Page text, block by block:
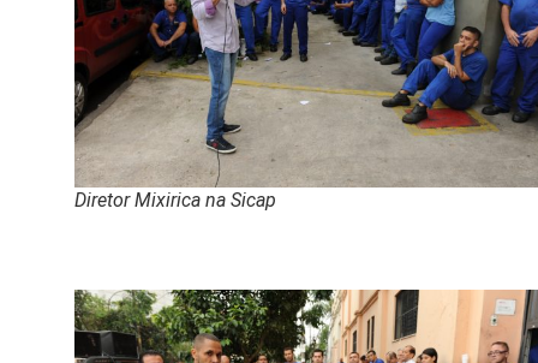
Diretor Mixirica na Sicap